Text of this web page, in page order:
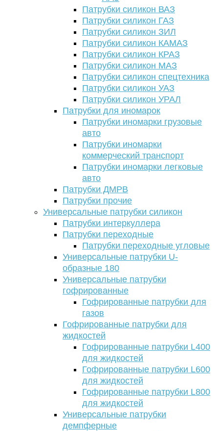
Патрубки силикон ВАЗ
Патрубки силикон ГАЗ
Патрубки силикон ЗИЛ
Патрубки силикон КАМАЗ
Патрубки силикон КРАЗ
Патрубки силикон МАЗ
Патрубки силикон спецтехника
Патрубки силикон УАЗ
Патрубки силикон УРАЛ
Патрубки для иномарок
Патрубки иномарки грузовые
авто
Патрубки иномарки
коммерческий транспорт
Патрубки иномарки легковые
авто
Патрубки ДМРВ
Патрубки прочие
Универсальные патрубки силикон
Патрубки интеркуллера
Патрубки переходные
Патрубки переходные угловые
Универсальные патрубки U-
образные 180
Универсальные патрубки
гофрированные
Гофрированные патрубки для
газов
Гофрированные патрубки для
жидкостей
Гофрированные патрубки L400
для жидкостей
Гофрированные патрубки L600
для жидкостей
Гофрированные патрубки L800
для жидкостей
Универсальные патрубки
демпферные